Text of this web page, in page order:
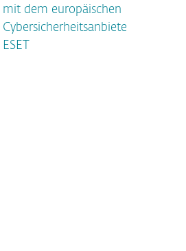
mit dem europäischen
Cybersicherheitsanbieter
ESET